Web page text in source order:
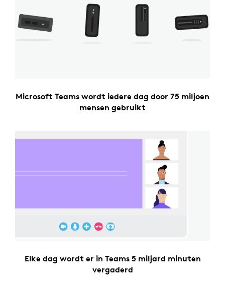
Microsoft Teams wordt iedere dag door 75 miljoen
mensen gebruikt
Elke dag wordt er in Teams 5 miljard minuten
vergaderd